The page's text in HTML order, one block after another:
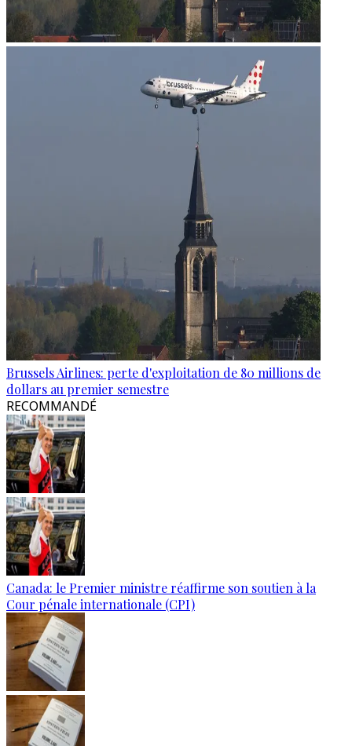
Brussels Airlines: perte d'exploitation de 80 millions de
dollars au premier semestre
RECOMMANDÉ
Canada: le Premier ministre réaffirme son soutien à la
Cour pénale internationale (CPI)